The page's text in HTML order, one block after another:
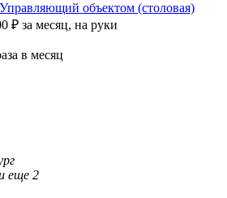
объектом (столовая)
₽ за месяц, на руки
в месяц
еще 2